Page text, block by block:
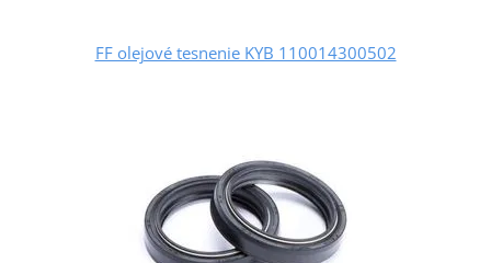
FF olejové tesnenie KYB 110014300502